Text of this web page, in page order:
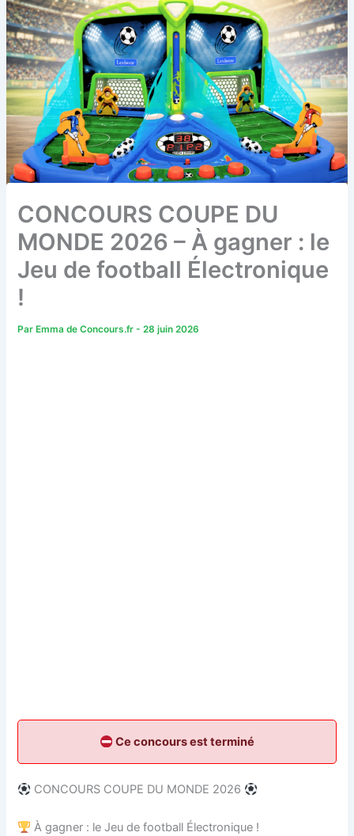
CONCOURS COUPE DU
MONDE 2026 – À gagner : le
Jeu de football Électronique
!
ParEmma de Concours.fr-28 juin 2026
Ce concours est terminé
CONCOURS COUPE DU MONDE 2026
À gagner : le Jeu de football Électronique !